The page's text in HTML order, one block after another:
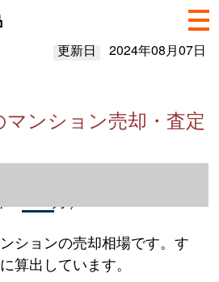
更新日 2024年08月07日
マンション売却・査定
ンション売却情報（2023
ションの売却相場です。す
算出しています。